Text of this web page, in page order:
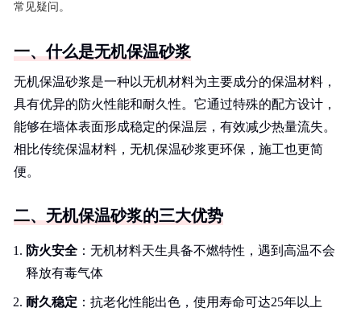
常见疑问。
一、什么是无机保温砂浆
无机保温砂浆是一种以无机材料为主要成分的保温材料，
具有优异的防火性能和耐久性。它通过特殊的配方设计，
能够在墙体表面形成稳定的保温层，有效减少热量流失。
相比传统保温材料，无机保温砂浆更环保，施工也更简
便。
二、无机保温砂浆的三大优势
防火安全 ：无机材料天生具备不燃特性，遇到高温不会
释放有毒气体
耐久稳定 ：抗老化性能出色，使用寿命可达25年以上